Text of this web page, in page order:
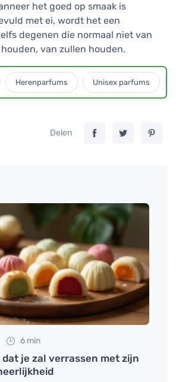
het goed op smaak is
met ei, wordt het een
degenen die normaal niet van
van zullen houden.
Herenparfums Unisex parfums
Delen
6 min
je zal verrassen met zijn